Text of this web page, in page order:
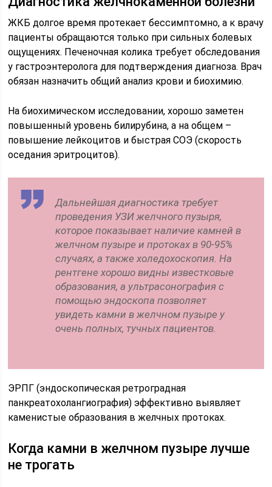
ЖКБ долгое время протекает бессимптомно, а к врачу
пациенты обращаются только при сильных болевых
ощущениях. Печеночная колика требует обследования
у гастроэнтеролога для подтверждения диагноза. Врач
обязан назначить общий анализ крови и биохимию.
На биохимическом исследовании, хорошо заметен
повышенный уровень билирубина, а на общем –
повышение лейкоцитов и быстрая СОЭ (скорость
оседания эритроцитов).
Дальнейшая диагностика требует
проведения УЗИ желчного пузыря,
которое показывает наличие камней в
желчном пузыре и протоках в 90-95%
случаях, а также холедохоскопия. На
рентгене хорошо видны известковые
образования, а ультрасонография с
помощью эндоскопа позволяет
увидеть камни в желчном пузыре у
очень полных, тучных пациентов.
ЭРПГ (эндоскопическая ретроградная
панкреатохолангиография) эффективно выявляет
каменистые образования в желчных протоках.
Когда камни в желчном пузыре лучше
не трогать